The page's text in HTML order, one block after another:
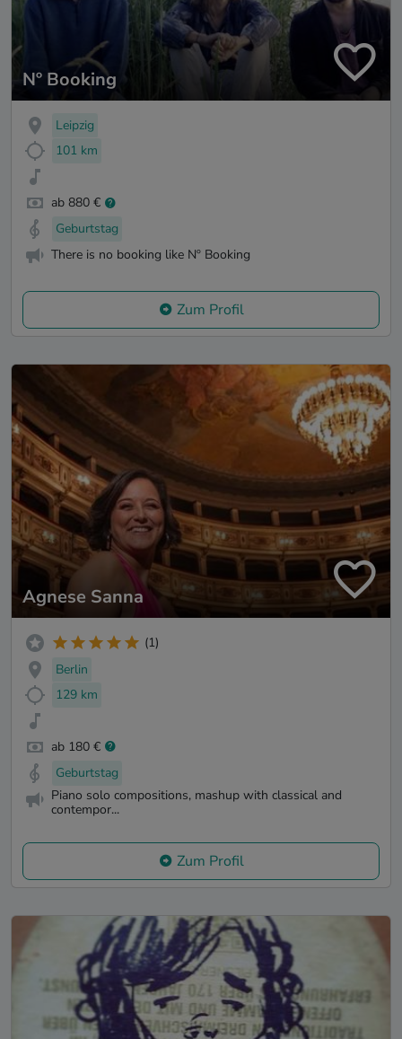
Nº Booking
Leipzig
101 km
ab 880 €
Geburtstag
There is no booking like Nº Booking
Zum Profil
Agnese Sanna
(1)
Berlin
129 km
ab 180 €
Geburtstag
Piano solo compositions, mashup with classical and
contempor...
Zum Profil